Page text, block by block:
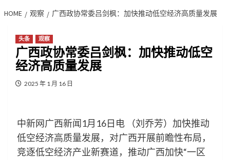
HOME 观察 广西政协常委吕剑枫：加快推动低空经济高质量发展
头条 观察
广西政协常委吕剑枫：加快推动低空
经济高质量发展
2025 年 1 月 16 日
中新网广西新闻1月16日电 （刘乔芳）加快推动
低空经济高质量发展，对广西开展前瞻性布局，
竞逐低空经济产业新赛道，推动广西加快“一区